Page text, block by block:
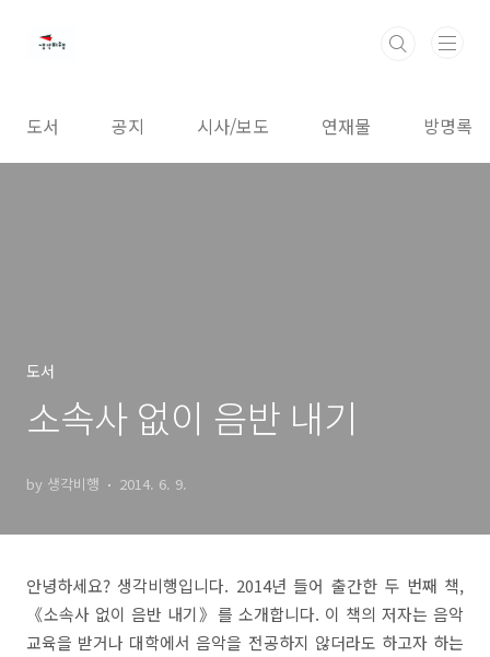
도서 공지 시사/보도 연재물 방명록
도서
소속사 없이 음반 내기
by 생각비행 2014. 6. 9.
안녕하세요? 생각비행입니다. 2014년 들어 출간한 두 번째 책,
《소속사 없이 음반 내기》를 소개합니다. 이 책의 저자는 음악
교육을 받거나 대학에서 음악을 전공하지 않더라도 하고자 하는